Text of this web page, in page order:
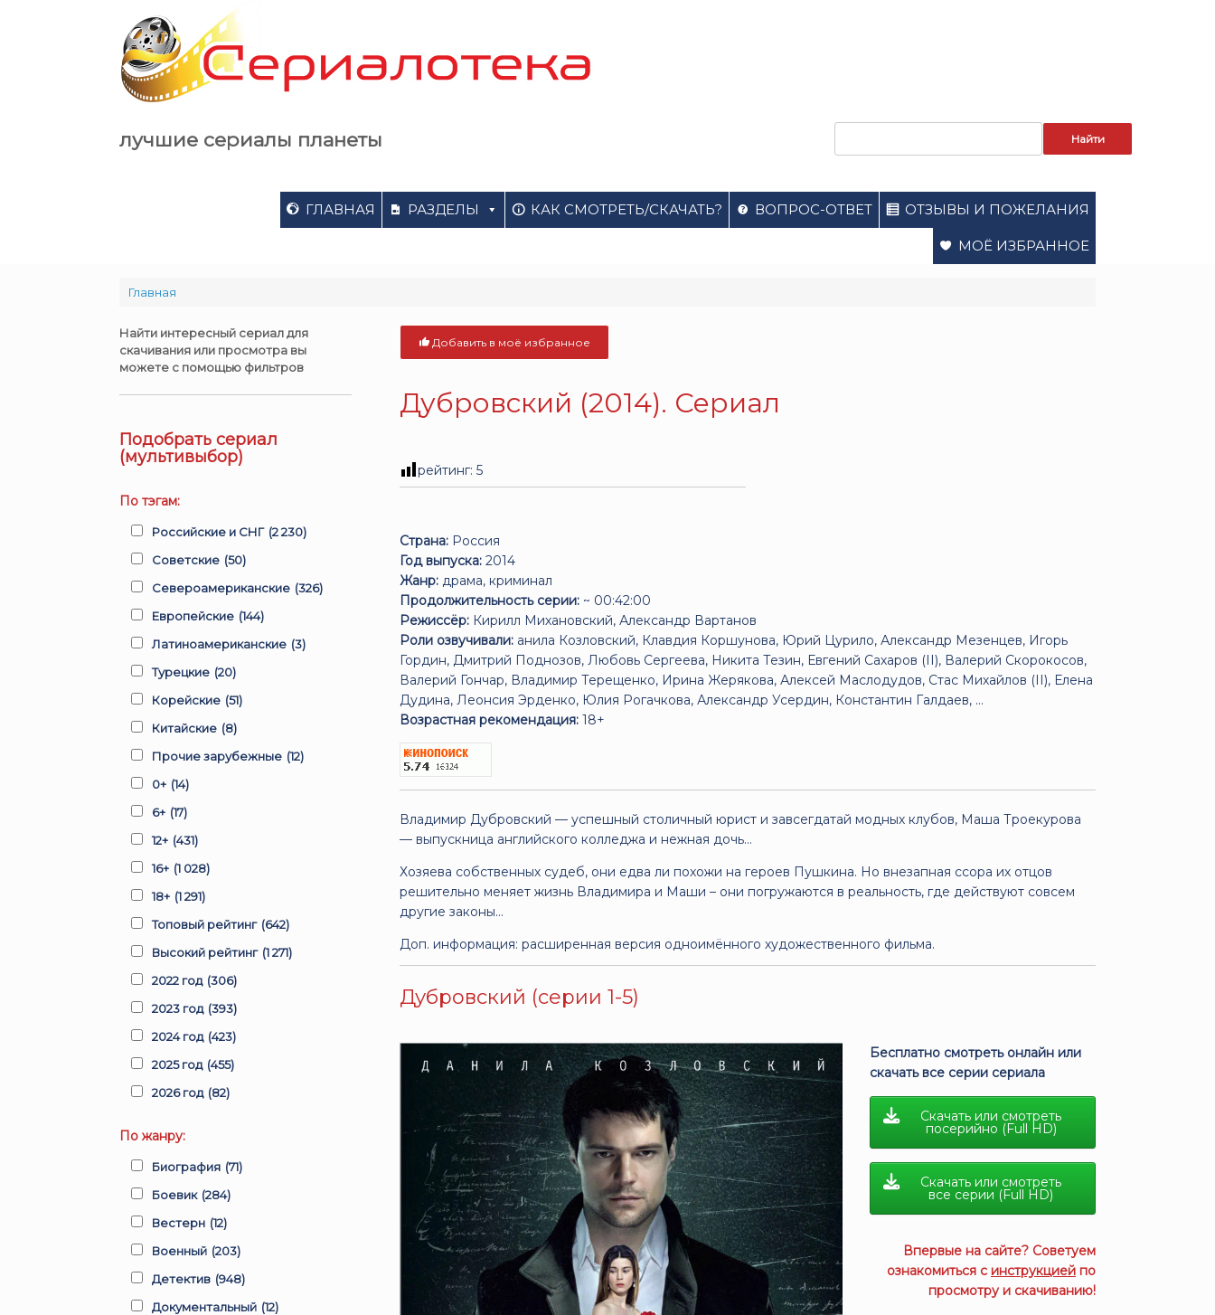
лучшие сериалы планеты
ГЛАВНАЯ РАЗДЕЛЫ КАК СМОТРЕТЬ/СКАЧАТЬ? ВОПРОС-ОТВЕТ ОТЗЫВЫ И ПОЖЕЛАНИЯ
МОЁ ИЗБРАННОЕ
Главная
Добавить в моё избранное
Дубровский (2014). Сериал
рейтинг:5
Страна: Россия
Год выпуска: 2014
Жанр: драма, криминал
Продолжительность серии: ~ 00:42:00
Режиссёр: Кирилл Михановский, Александр Вартанов
Роли озвучивали: анила Козловский, Клавдия Коршунова, Юрий Цурило, Александр Мезенцев, Игорь
Гордин, Дмитрий Поднозов, Любовь Сергеева, Никита Тезин, Евгений Сахаров (II), Валерий Скорокосов,
Валерий Гончар, Владимир Терещенко, Ирина Жерякова, Алексей Маслодудов, Стас Михайлов (II), Елена
Дудина, Леонсия Эрденко, Юлия Рогачкова, Александр Усердин, Константин Галдаев, ...
Возрастная рекомендация: 18+
Владимир Дубровский — успешный столичный юрист и завсегдатай модных клубов, Маша Троекурова
— выпускница английского колледжа и нежная дочь…
Хозяева собственных судеб, они едва ли похожи на героев Пушкина. Но внезапная ссора их отцов
решительно меняет жизнь Владимира и Маши – они погружаются в реальность, где действуют совсем
другие законы…
Доп. информация: расширенная версия одноимённого художественного фильма.
Дубровский (серии 1-5)
Бесплатно смотреть онлайн или
скачать все серии сериала
Скачать или смотреть
посерийно (Full HD)
Скачать или смотреть
все серии (Full HD)
Впервые на сайте? Советуем
ознакомиться с инструкцией по
просмотру и скачиванию!
Найти интересный сериал для
скачивания или просмотра вы
можете с помощью фильтров
Подобрать сериал
(мультивыбор)
По тэгам:
Российские и СНГ (2 230)
Советские (50)
Североамериканские (326)
Европейские (144)
Латиноамериканские (3)
Турецкие (20)
Корейские (51)
Китайские (8)
Прочие зарубежные (12)
0+ (14)
6+ (17)
12+ (431)
16+ (1 028)
18+ (1 291)
Топовый рейтинг (642)
Высокий рейтинг (1 271)
2022 год (306)
2023 год (393)
2024 год (423)
2025 год (455)
2026 год (82)
По жанру:
Биография (71)
Боевик (284)
Вестерн (12)
Военный (203)
Детектив (948)
Документальный (12)